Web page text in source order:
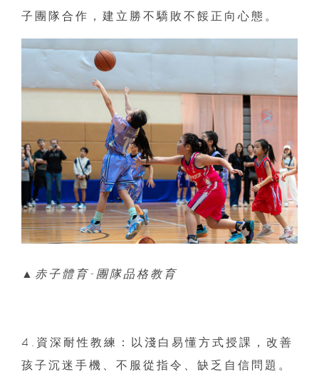
子團隊合作，建立勝不驕敗不餒正向心態。
▲赤子體育-團隊品格教育
4.資深耐性教練：以淺白易懂方式授課，改善
孩子沉迷手機、不服從指令、缺乏自信問題。